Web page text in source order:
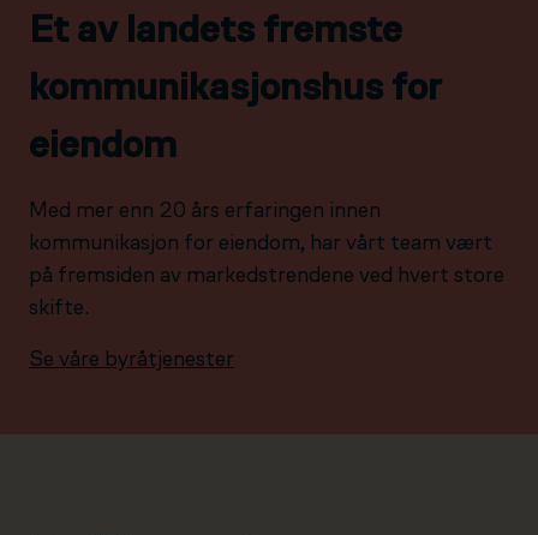
Et av landets fremste
kommunikasjonshus for
eiendom
Med mer enn 20 års erfaringen innen
kommunikasjon for eiendom, har vårt team vært
på fremsiden av markedstrendene ved hvert store
skifte.
Se våre byråtjenester